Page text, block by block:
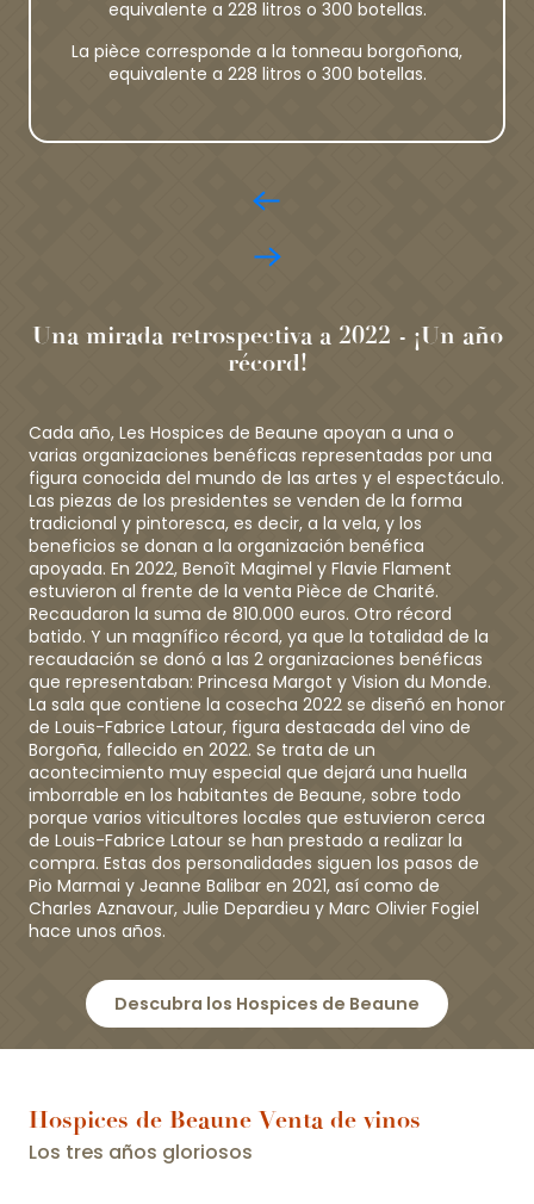
equivalente a 228 litros o 300 botellas.
La pièce corresponde a la tonneau borgoñona,
equivalente a 228 litros o 300 botellas.
Una mirada retrospectiva a 2022 - ¡Un año
récord!
Cada año, Les Hospices de Beaune apoyan a una o
varias organizaciones benéficas representadas por una
figura conocida del mundo de las artes y el espectáculo.
Las piezas de los presidentes se venden de la forma
tradicional y pintoresca, es decir, a la vela, y los
beneficios se donan a la organización benéfica
apoyada. En 2022, Benoît Magimel y Flavie Flament
estuvieron al frente de la venta Pièce de Charité.
Recaudaron la suma de 810.000 euros. Otro récord
batido. Y un magnífico récord, ya que la totalidad de la
recaudación se donó a las 2 organizaciones benéficas
que representaban: Princesa Margot y Vision du Monde.
La sala que contiene la cosecha 2022 se diseñó en honor
de Louis-Fabrice Latour, figura destacada del vino de
Borgoña, fallecido en 2022. Se trata de un
acontecimiento muy especial que dejará una huella
imborrable en los habitantes de Beaune, sobre todo
porque varios viticultores locales que estuvieron cerca
de Louis-Fabrice Latour se han prestado a realizar la
compra. Estas dos personalidades siguen los pasos de
Pio Marmai y Jeanne Balibar en 2021, así como de
Charles Aznavour, Julie Depardieu y Marc Olivier Fogiel
hace unos años.
Descubra los Hospices de Beaune
Hospices de Beaune Venta de vinos
Los tres años gloriosos